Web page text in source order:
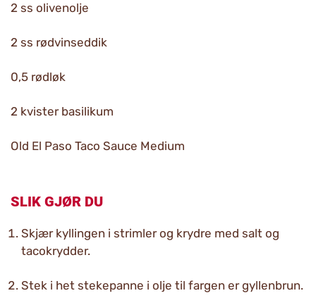
2 ss olivenolje
2 ss rødvinseddik
0,5 rødløk
2 kvister basilikum
Old El Paso Taco Sauce Medium
SLIK GJØR DU
Skjær kyllingen i strimler og krydre med salt og
tacokrydder.
Stek i het stekepanne i olje til fargen er gyllenbrun.